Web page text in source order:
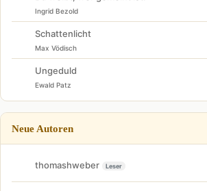
Ingrid Bezold
Schattenlicht
Max Vödisch
Ungeduld
Ewald Patz
Neue Autoren
thomashweber Leser